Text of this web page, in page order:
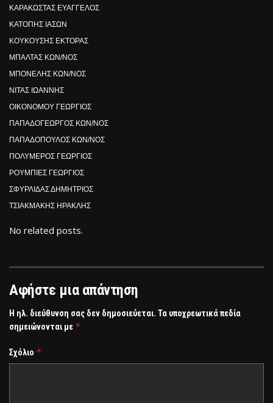
ΚΑΡΑΚΩΣΤΑΣ ΕΥΑΓΓΕΛΟΣ
ΚΑΤΟΠΗΣ ΙΑΣΩΝ
ΚΟΥΚΟΥΣΗΣ ΕΚΤΟΡΑΣ
ΜΠΑΛΤΑΣ ΚΩΝ/ΝΟΣ
ΜΠΟΝΕΛΗΣ ΚΩΝ/ΝΟΣ
ΝΙΤΑΣ ΙΩΑΝΝΗΣ
ΟΙΚΟΝΟΜΟΥ ΓΕΩΡΓΙΟΣ
ΠΑΠΑΔΟΓΕΩΡΓΟΣ ΚΩΝ/ΝΟΣ
ΠΑΠΑΔΟΠΟΥΛΟΣ ΚΩΝ/ΝΟΣ
ΠΟΛΥΜΕΡΟΣ ΓΕΩΡΓΙΟΣ
ΡΟΥΜΠΙΕΣ ΓΕΩΡΓΙΟΣ
ΣΦΥΡΛΙΔΑΣ ΔΗΜΗΤΡΙΟΣ
ΤΣΙΑΚΜΑΚΗΣ ΗΡΑΚΛΗΣ
No related posts.
Αφήστε μια απάντηση
Η ηλ. διεύθυνση σας δεν δημοσιεύεται. Τα υποχρεωτικά πεδία
σημειώνονται με *
Σχόλιο *